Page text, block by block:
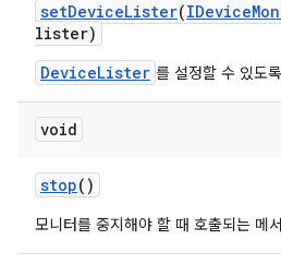
setDeviceLister(IDevice
lister)
DeviceLister 를 설정할 수 있도
void
stop()
모니터를 중지해야 할 때 호출되는 메